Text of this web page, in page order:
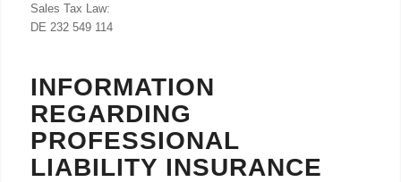
Sales Tax Law:
DE 232 549 114
INFORMATION
REGARDING
PROFESSIONAL
LIABILITY INSURANCE